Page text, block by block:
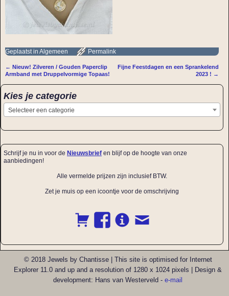
Geplaatst in Algemeen Permalink
Bericht navigatie
← Nieuw! Zilveren / Gouden Paperclip
Armband met Druppelvormige Topaas!
Fijne Feestdagen en een Sprankelend
2023 ! →
Kies je categorie
Selecteer een categorie
Schrijf je nu in voor de Nieuwsbrief en blijf op de hoogte van onze
aanbiedingen!
Alle vermelde prijzen zijn inclusief BTW.
Zet je muis op een icoontje voor de omschrijving
© 2018 Jewels by Chantisse | This site is optimised for Internet
Explorer 11.0 and up and a resolution of 1280 x 1024 pixels | Design &
development: Hans van Westerveld - e-mail